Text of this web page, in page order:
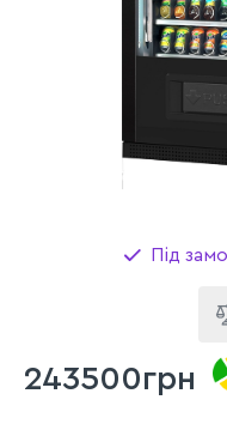
Під
243500грн